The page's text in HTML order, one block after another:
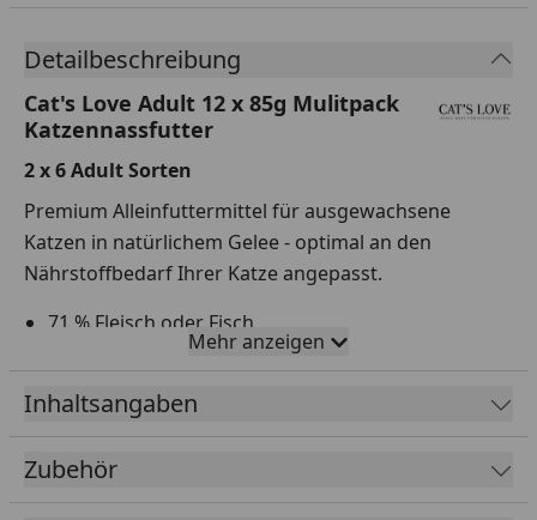
Detailbeschreibung
Cat's Love Adult 12 x 85g Mulitpack
Katzennassfutter
2 x 6 Adult Sorten
Premium Alleinfuttermittel für ausgewachsene
Katzen in natürlichem Gelee - optimal an den
Nährstoffbedarf Ihrer Katze angepasst.
71 % Fleisch oder Fisch
Mit Omega 3 & 6
Farb-, Aroma- und Konsverierungsstoffe,
Zuckerzusatz, Schlachtabfälle, Geschmacksverstärker,
Mehr anzeigen
Inhaltsangaben
Zubehör